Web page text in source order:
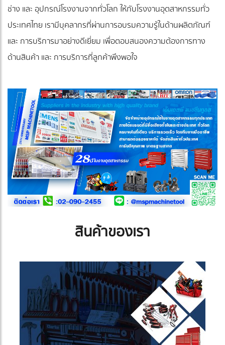
ช่าง และ อุปกรณ์โรงงานจากทั่วโลก ให้กับโรงงานอุตสาหกรรมทั่ว
ประเทศไทย เรามีบุคลากรที่ผ่านการอบรมความรู้ในด้านผลิตภัณฑ์
และ การบริการมาอย่างดีเยี่ยม เพื่อตอบสนองความต้องการทาง
ด้านสินค้า และ การบริการที่ลูกค้าพึงพอใจ
สินค้าของเรา